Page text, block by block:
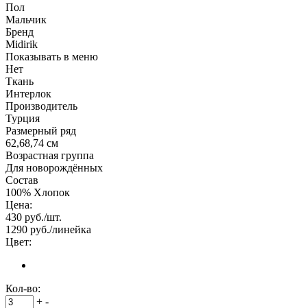
Пол
Мальчик
Бренд
Midirik
Показывать в меню
Нет
Ткань
Интерлок
Производитель
Турция
Размерный ряд
62,68,74 см
Возрастная группа
Для новорождённых
Состав
100% Хлопок
Цена:
430 руб./шт.
1290 руб./линейка
Цвет:
Кол-во:
+ -